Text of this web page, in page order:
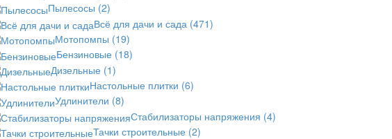
Пылесосы (2)
Всё для дачи и сада (471)
Мотопомпы (19)
Бензиновые (18)
Дизельные (1)
Настольные плитки (6)
Удлинители (8)
Стабилизаторы напряжения (4)
Тачки строительные (2)